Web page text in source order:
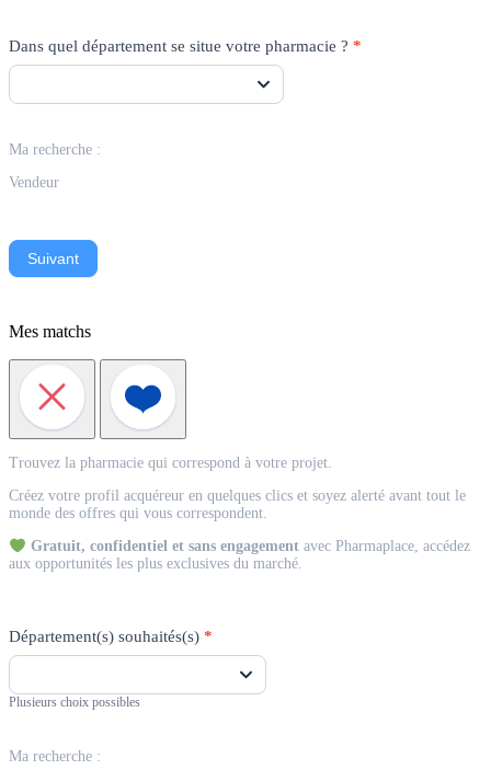
Dans quel département se situe votre pharmacie ? *
Ma recherche :
Vendeur
Suivant
Mes matchs
Acquéreur
Trouvez la pharmacie qui correspond à votre projet.
Créez votre profil acquéreur en quelques clics et soyez alerté avant tout le
monde des offres qui vous correspondent.
Gratuit, confidentiel et sans engagementavec Pharmaplace, accédez
aux opportunités les plus exclusives du marché.
Département(s) souhaités(s) *
Plusieurs choix possibles
Ma recherche :